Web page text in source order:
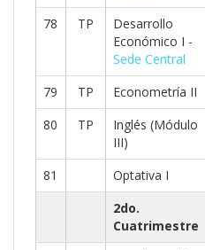
78 TP
Desarrollo
Económico I -
Sede Central
79 TP Econometría II
80
TP
Inglés (Módulo
III)
81 Optativa I
2do.
Cuatrimestre